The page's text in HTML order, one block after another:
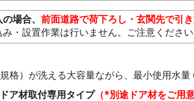
場合、 前面道路で荷下ろし・玄関先で引
・設置作業は行いません。ご注意ください
格）が洗える大容量ながら、最小使用水
ア材取付専用タイプ （*別途ドア材をご用